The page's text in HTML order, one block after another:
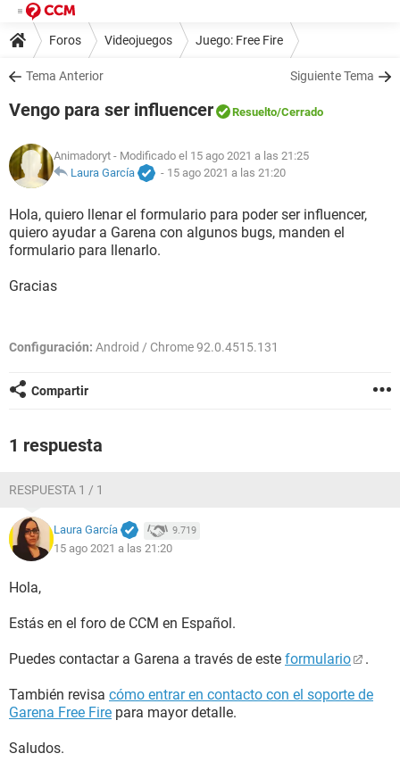
Foros Videojuegos Juego: Free Fire
Tema Anterior Siguiente Tema
Vengo para ser influencer Resuelto/Cerrado
Animadoryt - Modificado el 15 ago 2021 a las 21:25
Laura García
- 15 ago 2021 a las 21:20
Hola, quiero llenar el formulario para poder ser influencer,
quiero ayudar a Garena con algunos bugs, manden el
formulario para llenarlo.
Gracias
Configuración: Android / Chrome 92.0.4515.131
Compartir
1 respuesta
RESPUESTA 1 / 1
Laura García 9.719
15 ago 2021 a las 21:20
Hola,
Estás en el foro de CCM en Español.
Puedes contactar a Garena a través de este formulario .
También revisa cómo entrar en contacto con el soporte de
Garena Free Fire para mayor detalle.
Saludos.